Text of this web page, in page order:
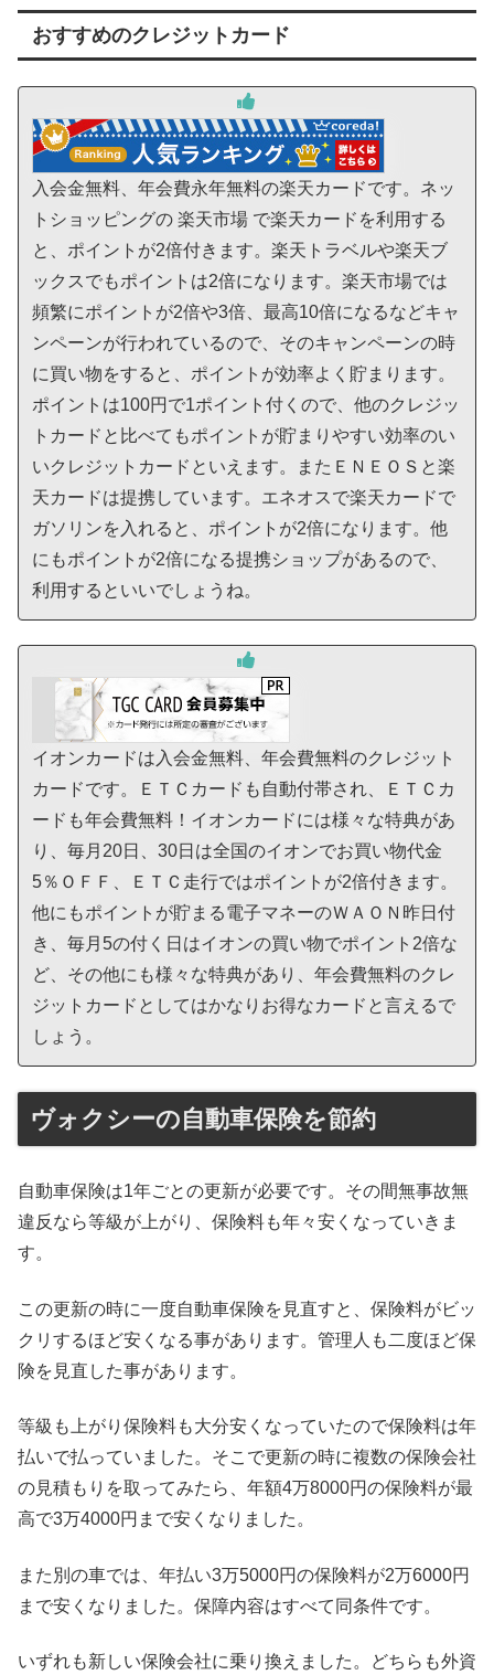
おすすめのクレジットカード
入会金無料、年会費永年無料の楽天カードです。ネッ
トショッピングの 楽天市場 で楽天カードを利用する
と、ポイントが2倍付きます。楽天トラベルや楽天ブ
ックスでもポイントは2倍になります。楽天市場では
頻繁にポイントが2倍や3倍、最高10倍になるなどキャ
ンペーンが行われているので、そのキャンペーンの時
に買い物をすると、ポイントが効率よく貯まります。
ポイントは100円で1ポイント付くので、他のクレジッ
トカードと比べてもポイントが貯まりやすい効率のい
いクレジットカードといえます。またＥＮＥＯＳと楽
天カードは提携しています。エネオスで楽天カードで
ガソリンを入れると、ポイントが2倍になります。他
にもポイントが2倍になる提携ショップがあるので、
利用するといいでしょうね。
イオンカードは入会金無料、年会費無料のクレジット
カードです。ＥＴＣカードも自動付帯され、ＥＴＣカ
ードも年会費無料！イオンカードには様々な特典があ
り、毎月20日、30日は全国のイオンでお買い物代金
5％ＯＦＦ、ＥＴＣ走行ではポイントが2倍付きます。
他にもポイントが貯まる電子マネーのＷＡＯＮ昨日付
き、毎月5の付く日はイオンの買い物でポイント2倍な
ど、その他にも様々な特典があり、年会費無料のクレ
ジットカードとしてはかなりお得なカードと言えるで
しょう。
ヴォクシーの自動車保険を節約
自動車保険は1年ごとの更新が必要です。その間無事故無
違反なら等級が上がり、保険料も年々安くなっていきま
す。
この更新の時に一度自動車保険を見直すと、保険料がビッ
クリするほど安くなる事があります。管理人も二度ほど保
険を見直した事があります。
等級も上がり保険料も大分安くなっていたので保険料は年
払いで払っていました。そこで更新の時に複数の保険会社
の見積もりを取ってみたら、年額4万8000円の保険料が最
高で3万4000円まで安くなりました。
また別の車では、年払い3万5000円の保険料が2万6000円
まで安くなりました。保障内容はすべて同条件です。
いずれも新しい保険会社に乗り換えました。どちらも外資